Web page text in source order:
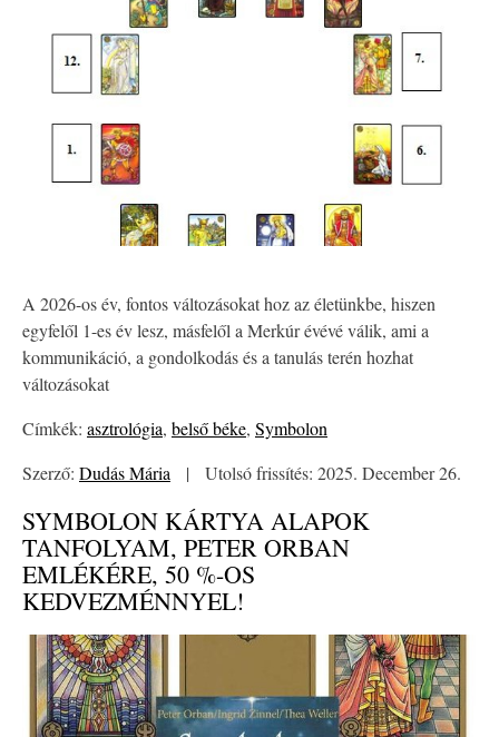
A 2026-os év, fontos változásokat hoz az életünkbe, hiszen
egyfelől 1-es év lesz, másfelől a Merkúr évévé válik, ami a
kommunikáció, a gondolkodás és a tanulás terén hozhat
változásokat
Címkék: asztrológia, belső béke, Symbolon
Szerző: Dudás Mária | Utolsó frissítés: 2025. December 26.
SYMBOLON KÁRTYA ALAPOK
TANFOLYAM, PETER ORBAN
EMLÉKÉRE, 50 %-OS
KEDVEZMÉNNYEL!